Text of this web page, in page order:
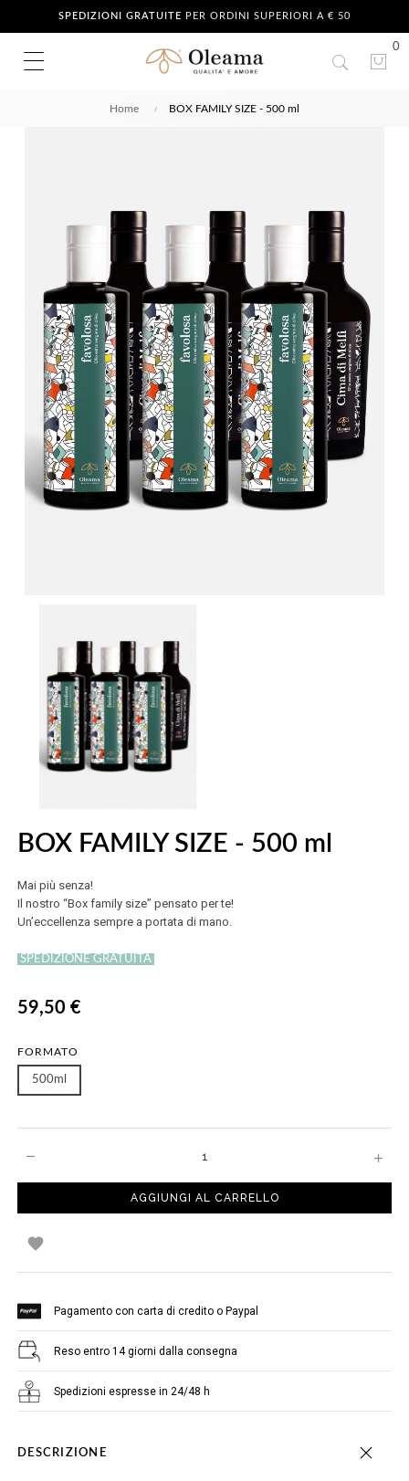
SPEDIZIONI GRATUITE PER ORDINI SUPERIORI A € 50
0
Home BOX FAMILY SIZE - 500 ml
BOX FAMILY SIZE - 500 ml
Mai più senza!
Il nostro “Box family size” pensato per te!
Un’eccellenza sempre a portata di mano.
SPEDIZIONE GRATUITA
59,50 €
FORMATO
500ml
AGGIUNGI AL CARRELLO

Pagamento con carta di credito o Paypal
Reso entro 14 giorni dalla consegna
Spedizioni espresse in 24/48 h
DESCRIZIONE